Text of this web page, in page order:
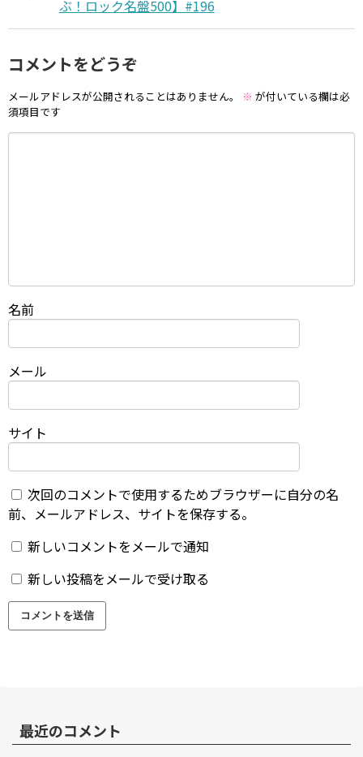
ぶ！ロック名盤500】#196
コメントをどうぞ
メールアドレスが公開されることはありません。 ※ が付いている欄は必
須項目です
名前
メール
サイト
次回のコメントで使用するためブラウザーに自分の名
前、メールアドレス、サイトを保存する。
新しいコメントをメールで通知
新しい投稿をメールで受け取る
最近のコメント